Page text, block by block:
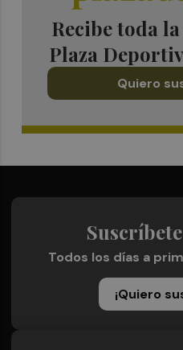
Recibe toda
Plaza
Quiero
Todos los días a
¡Quiero